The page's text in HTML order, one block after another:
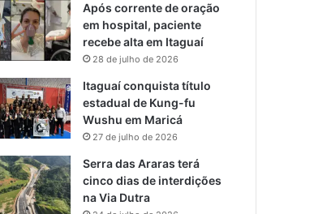
Após corrente de oração
em hospital, paciente
recebe alta em Itaguaí
28 de julho de 2026
Itaguaí conquista título
estadual de Kung-fu
Wushu em Maricá
27 de julho de 2026
Serra das Araras terá
cinco dias de interdições
na Via Dutra